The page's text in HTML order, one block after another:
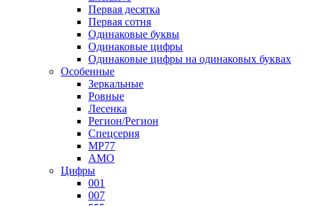
Первая десятка
Первая сотня
Одинаковые буквы
Одинаковые цифры
Одинаковые цифры на одинаковых буквах
Особенные
Зеркальные
Ровные
Лесенка
Регион/Регион
Спецсерия
МР77
АМО
Цифры
001
007